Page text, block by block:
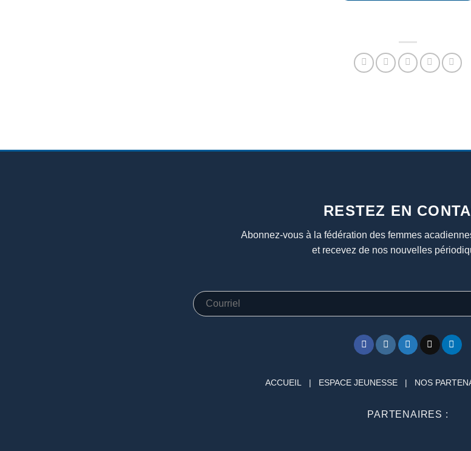
RESTEZ EN
Abonnez-vous à la fédération des femmes
et recevez de nos nouvelles
ACCUEIL| ESPACE JEUNESSE| NOS
PARTENAIRES :